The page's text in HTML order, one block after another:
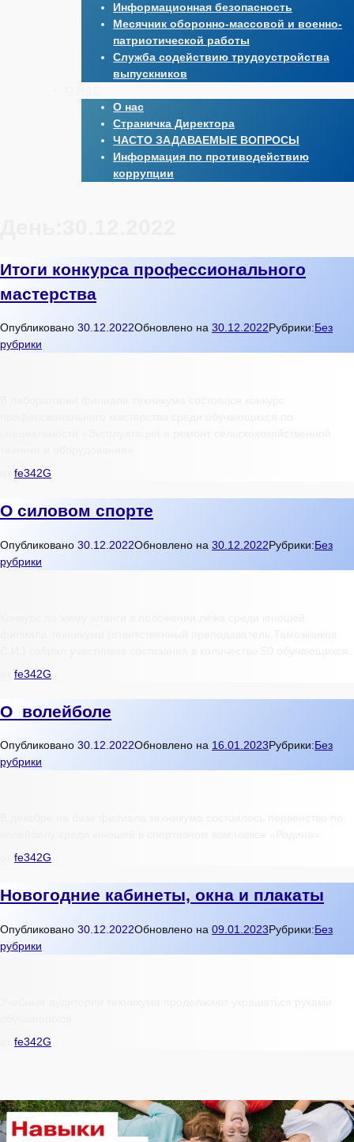
Информационная безопасность
Месячник оборонно-массовой и военно-
патриотической работы
Служба содействию трудоустройства
выпускников
О нас
Страничка Директора
ЧАСТО ЗАДАВАЕМЫЕ ВОПРОСЫ
Информация по противодействию
коррупции
Итоги конкурса профессионального
мастерства
Опубликовано 30.12.2022Обновлено на 30.12.2022Рубрики:Без
рубрики
fe342G
О силовом спорте
Опубликовано 30.12.2022Обновлено на 30.12.2022Рубрики:Без
рубрики
fe342G
О волейболе
Опубликовано 30.12.2022Обновлено на 16.01.2023Рубрики:Без
рубрики
fe342G
Новогодние кабинеты, окна и плакаты
Опубликовано 30.12.2022Обновлено на 09.01.2023Рубрики:Без
рубрики
fe342G